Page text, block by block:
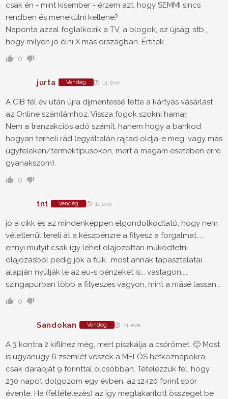
csak én - mint kisember - érzem azt, hogy SEMMI sincs
rendben és menekülni kellene?
Naponta azzal foglalkozik a TV, a blogok, az újság, stb.,
hogy milyen jó élni X más országban. Értitek..
0
jurta Vendég 11 éve
A CIB fél év után újra díjmentessé tette a kártyás vásárlást
az Online számlámhoz. Vissza fogok szokni hamar.
Nem a tranzakciós adó számít, hanem hogy a bankod
hogyan terheli rád (egyáltalán rajtad oldja-e meg, vagy más
ügyfeleken/terméktípusokon, mert a magam esetében erre
gyanakszom).
0
tnt Vendég 11 éve
jó a cikk és az mindenképpen elgondolkodtató, hogy nem
véletlenül tereli át a készpénzre a fityesz a forgalmat.....
ennyi mutyit csak így lehet olajozottan működtetni..
olajozásból pedig jók a fiúk.. most annak tapasztalatai
alapján nyúlják le az eu-s pénzeket is... vastagon....
szingapurban több a fityeszes vagyon, mint a másé lassan...
0
Sandokan Vendég 11 éve
A 3 kontra 2 kiflihez még, mert piszkálja a csőrömet. 🙂 Most
is ugyanúgy 6 zsemlét veszek a MELÓS hétköznapokra,
csak darabját 9 forinttal olcsóbban. Tételezzük fel, hogy
230 napot dolgozom egy évben, az 12420 forint spór
évente. Ha (feltételezés) az így megtakarított összeget be